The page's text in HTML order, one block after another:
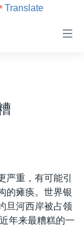
Translate
严重，有可能引
的瘫痪。世界银
旦河西岸被占领
年来最糟糕的一